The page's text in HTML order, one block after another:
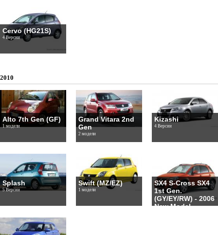
Cervo (HG21S)
4 Версии
2010
Alto 7th Gen (GF)
1 модели
Grand Vitara 2nd
Gen
2 модели
Kizashi
4 Версии
Splash
5 Версии
Swift (MZ/EZ)
1 модели
SX4 S-Cross SX4
1st Gen.
(GY/EY/RW) - 2006
New Model